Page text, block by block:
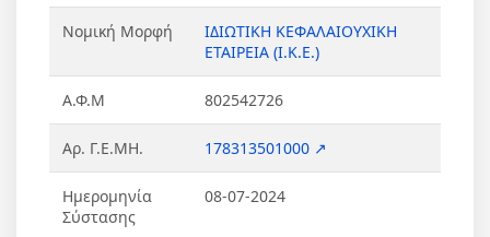
Νομική Μορφή
ΙΔΙΩΤΙΚΗ ΚΕΦΑΛΑΙΟΥΧΙΚΗ
ΕΤΑΙΡΕΙΑ (Ι.Κ.Ε.)
Α.Φ.Μ 802542726
Αρ. Γ.Ε.ΜΗ. 178313501000 ↗
Ημερομηνία
Σύστασης
08-07-2024